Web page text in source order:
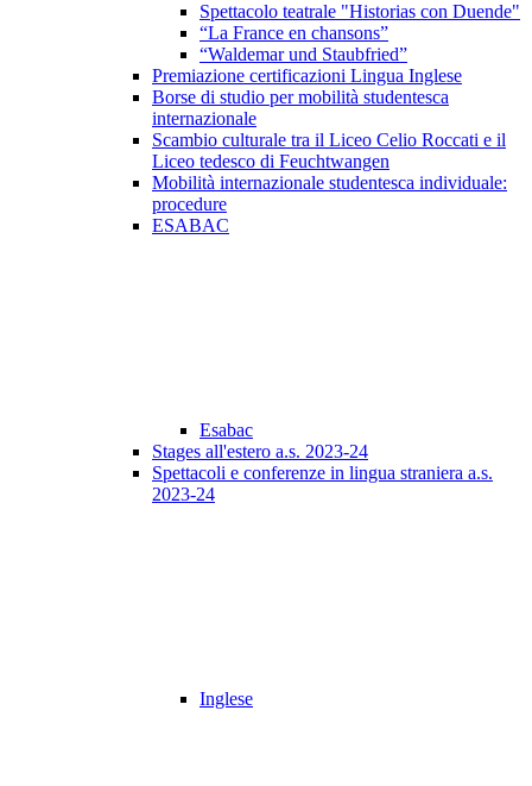
Spettacolo teatrale "Historias con Duende"
“La France en chansons”
“Waldemar und Staubfried”
Premiazione certificazioni Lingua Inglese
Borse di studio per mobilità studentesca
internazionale
Scambio culturale tra il Liceo Celio Roccati e il
Liceo tedesco di Feuchtwangen
Mobilità internazionale studentesca individuale:
procedure
ESABAC
Esabac
Stages all'estero a.s. 2023-24
Spettacoli e conferenze in lingua straniera a.s.
2023-24
Inglese